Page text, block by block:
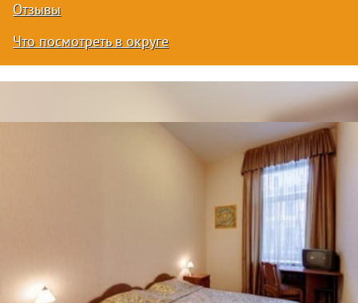
Отзывы
Что посмотреть в округе